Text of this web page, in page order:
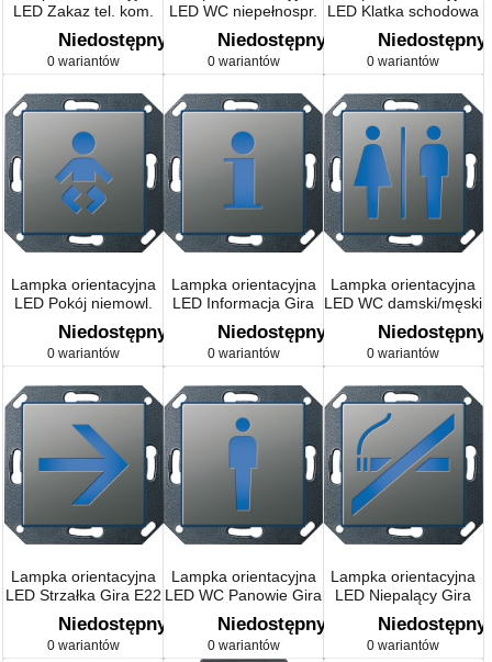
LED Zakaz tel. kom.
Gira E22 naturalny
stalowy
Niedostępny
0 wariantów
LED WC niepełnospr.
Gira E22 naturalny
stalowy
Niedostępny
0 wariantów
LED Klatka schodowa
Gira E22 naturalny
stalowy
Niedostępny
0 wariantów
Lampka orientacyjna
LED Pokój niemowl.
Gira E22 naturalny
stalowy
Niedostępny
0 wariantów
Lampka orientacyjna
LED Informacja Gira
E22 naturalny stalowy
Niedostępny
0 wariantów
Lampka orientacyjna
LED WC damski/męski
Gira E22 naturalny
stalowy
Niedostępny
0 wariantów
Lampka orientacyjna
LED Strzałka Gira E22
naturalny stalowy
Niedostępny
0 wariantów
Lampka orientacyjna
LED WC Panowie Gira
E22 naturalny stalowy
Niedostępny
0 wariantów
Lampka orientacyjna
LED Niepalący Gira
E22 naturalny stalowy
Niedostępny
0 wariantów